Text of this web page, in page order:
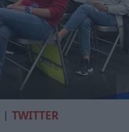
|TWITTER